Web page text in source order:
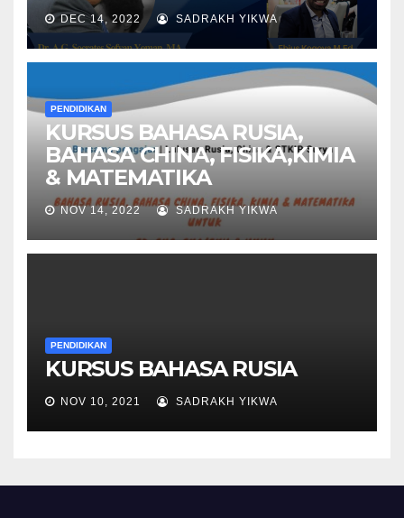
DEC 14, 2022 SADRAKH YIKWA
PENDIDIKAN
KURSUS BAHASA RUSIA,
BAHASA CHINA, FISIKA,KIMIA
& MATEMATIKA
NOV 14, 2022 SADRAKH YIKWA
PENDIDIKAN
KURSUS BAHASA RUSIA
NOV 10, 2021 SADRAKH YIKWA